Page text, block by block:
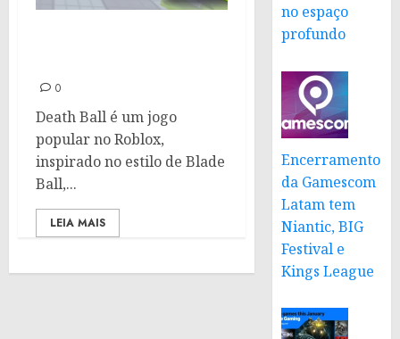
0
Death Ball é um jogo
popular no Roblox,
inspirado no estilo de Blade
Ball,...
LEIA MAIS
no espaço
profundo
Encerramento
da Gamescom
Latam tem
Niantic, BIG
Festival e
Kings League